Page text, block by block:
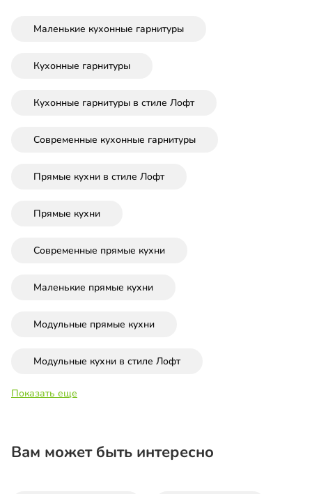
Маленькие кухонные гарнитуры
Кухонные гарнитуры
Кухонные гарнитуры в стиле Лофт
Современные кухонные гарнитуры
Прямые кухни в стиле Лофт
Прямые кухни
Современные прямые кухни
Маленькие прямые кухни
Модульные прямые кухни
Модульные кухни в стиле Лофт
Показать еще
Вам может быть интересно